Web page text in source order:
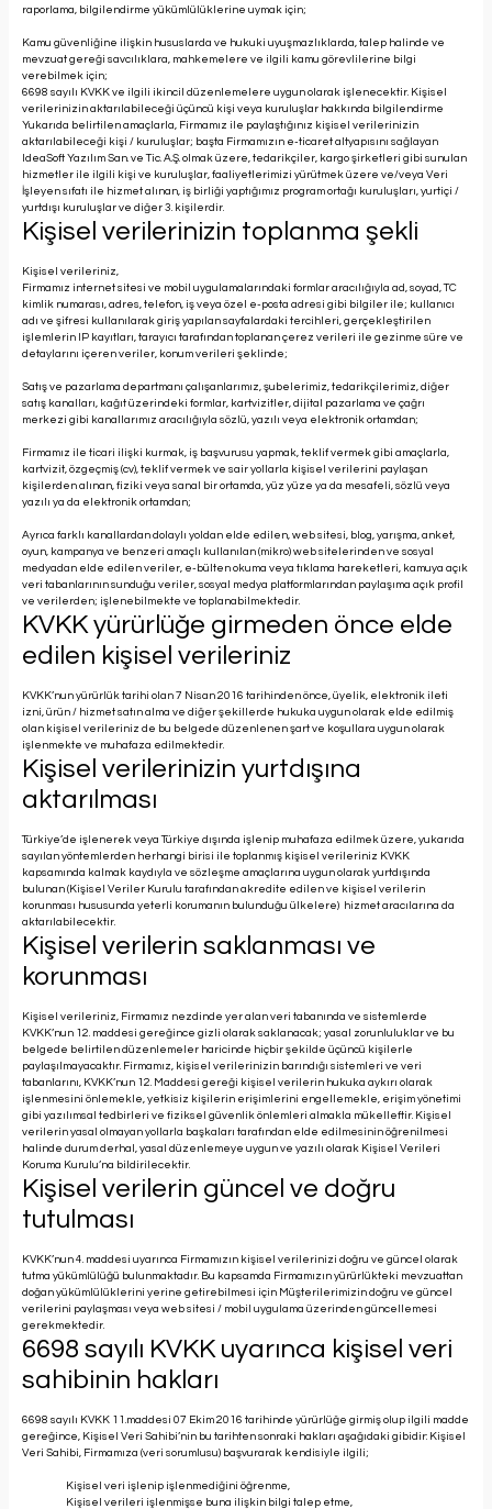
raporlama, bilgilendirme yükümlülüklerine uymak için;
Kamu güvenliğine ilişkin hususlarda ve hukuki uyuşmazlıklarda, talep halinde ve
mevzuat gereği savcılıklara, mahkemelere ve ilgili kamu görevlilerine bilgi
verebilmek için;
6698 sayılı KVKK ve ilgili ikincil düzenlemelere uygun olarak işlenecektir. Kişisel
verilerinizin aktarılabileceği üçüncü kişi veya kuruluşlar hakkında bilgilendirme
Yukarıda belirtilen amaçlarla, Firmamız ile paylaştığınız kişisel verilerinizin
aktarılabileceği kişi / kuruluşlar; başta Firmamızın e-ticaret altyapısını sağlayan
IdeaSoft Yazılım San. ve Tic. A.Ş. olmak üzere, tedarikçiler, kargo şirketleri gibi sunulan
hizmetler ile ilgili kişi ve kuruluşlar, faaliyetlerimizi yürütmek üzere ve/veya Veri
İşleyen sıfatı ile hizmet alınan, iş birliği yaptığımız program ortağı kuruluşları, yurtiçi /
yurtdışı kuruluşlar ve diğer 3. kişilerdir.
Kişisel verilerinizin toplanma şekli
Kişisel verileriniz,
Firmamız internet sitesi ve mobil uygulamalarındaki formlar aracılığıyla ad, soyad, TC
kimlik numarası, adres, telefon, iş veya özel e-posta adresi gibi bilgiler ile; kullanıcı
adı ve şifresi kullanılarak giriş yapılan sayfalardaki tercihleri, gerçekleştirilen
işlemlerin IP kayıtları, tarayıcı tarafından toplanan çerez verileri ile gezinme süre ve
detaylarını içeren veriler, konum verileri şeklinde;
Satış ve pazarlama departmanı çalışanlarımız, şubelerimiz, tedarikçilerimiz, diğer
satış kanalları, kağıt üzerindeki formlar, kartvizitler, dijital pazarlama ve çağrı
merkezi gibi kanallarımız aracılığıyla sözlü, yazılı veya elektronik ortamdan;
Firmamız ile ticari ilişki kurmak, iş başvurusu yapmak, teklif vermek gibi amaçlarla,
kartvizit, özgeçmiş (cv), teklif vermek ve sair yollarla kişisel verilerini paylaşan
kişilerden alınan, fiziki veya sanal bir ortamda, yüz yüze ya da mesafeli, sözlü veya
yazılı ya da elektronik ortamdan;
Ayrıca farklı kanallardan dolaylı yoldan elde edilen, web sitesi, blog, yarışma, anket,
oyun, kampanya ve benzeri amaçlı kullanılan (mikro) web sitelerinden ve sosyal
medyadan elde edilen veriler, e-bülten okuma veya tıklama hareketleri, kamuya açık
veri tabanlarının sunduğu veriler, sosyal medya platformlarından paylaşıma açık profil
ve verilerden; işlenebilmekte ve toplanabilmektedir.
KVKK yürürlüğe girmeden önce elde
edilen kişisel verileriniz
KVKK’nun yürürlük tarihi olan 7 Nisan 2016 tarihinden önce, üyelik, elektronik ileti
izni, ürün / hizmet satın alma ve diğer şekillerde hukuka uygun olarak elde edilmiş
olan kişisel verileriniz de bu belgede düzenlenen şart ve koşullara uygun olarak
işlenmekte ve muhafaza edilmektedir.
Kişisel verilerinizin yurtdışına
aktarılması
Türkiye’de işlenerek veya Türkiye dışında işlenip muhafaza edilmek üzere, yukarıda
sayılan yöntemlerden herhangi birisi ile toplanmış kişisel verileriniz KVKK
kapsamında kalmak kaydıyla ve sözleşme amaçlarına uygun olarak yurtdışında
bulunan (Kişisel Veriler Kurulu tarafından akredite edilen ve kişisel verilerin
korunması hususunda yeterli korumanın bulunduğu ülkelere) hizmet aracılarına da
aktarılabilecektir.
Kişisel verilerin saklanması ve
korunması
Kişisel verileriniz, Firmamız nezdinde yer alan veri tabanında ve sistemlerde
KVKK’nun 12. maddesi gereğince gizli olarak saklanacak; yasal zorunluluklar ve bu
belgede belirtilen düzenlemeler haricinde hiçbir şekilde üçüncü kişilerle
paylaşılmayacaktır. Firmamız, kişisel verilerinizin barındığı sistemleri ve veri
tabanlarını, KVKK’nun 12. Maddesi gereği kişisel verilerin hukuka aykırı olarak
işlenmesini önlemekle, yetkisiz kişilerin erişimlerini engellemekle, erişim yönetimi
gibi yazılımsal tedbirleri ve fiziksel güvenlik önlemleri almakla mükelleftir. Kişisel
verilerin yasal olmayan yollarla başkaları tarafından elde edilmesinin öğrenilmesi
halinde durum derhal, yasal düzenlemeye uygun ve yazılı olarak Kişisel Verileri
Koruma Kurulu’na bildirilecektir.
Kişisel verilerin güncel ve doğru
tutulması
KVKK’nun 4. maddesi uyarınca Firmamızın kişisel verilerinizi doğru ve güncel olarak
tutma yükümlülüğü bulunmaktadır. Bu kapsamda Firmamızın yürürlükteki mevzuattan
doğan yükümlülüklerini yerine getirebilmesi için Müşterilerimizin doğru ve güncel
verilerini paylaşması veya web sitesi / mobil uygulama üzerinden güncellemesi
gerekmektedir.
6698 sayılı KVKK uyarınca kişisel veri
sahibinin hakları
6698 sayılı KVKK 11.maddesi 07 Ekim 2016 tarihinde yürürlüğe girmiş olup ilgili madde
gereğince, Kişisel Veri Sahibi’nin bu tarihten sonraki hakları aşağıdaki gibidir: Kişisel
Veri Sahibi, Firmamıza (veri sorumlusu) başvurarak kendisiyle ilgili;
Kişisel veri işlenip işlenmediğini öğrenme,
Kişisel verileri işlenmişse buna ilişkin bilgi talep etme,